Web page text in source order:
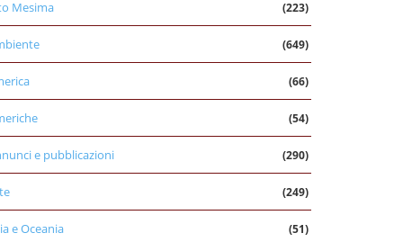
Mesima (223)
(649)
(66)
(54)
e pubblicazioni (290)
(249)
e Oceania (51)